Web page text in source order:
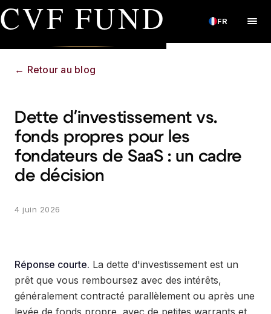
CVF FUND FR
← Retour au blog
Dette d'investissement vs.
fonds propres pour les
fondateurs de SaaS : un cadre
de décision
4 juin 2026
Réponse courte. La dette d'investissement est un
prêt que vous remboursez avec des intérêts,
généralement contracté parallèlement ou après une
levée de fonds propre, avec de petites warrants et